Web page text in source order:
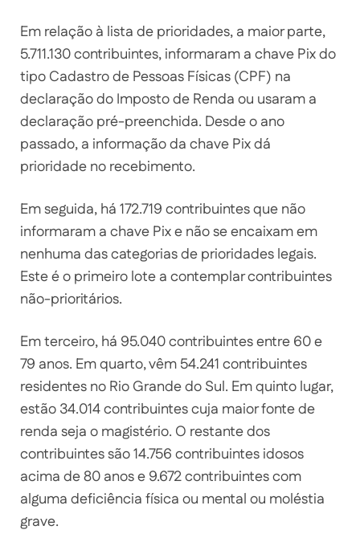
Em relação à lista de prioridades, a maior parte,
5.711.130 contribuintes, informaram a chave Pix do
tipo Cadastro de Pessoas Físicas (CPF) na
declaração do Imposto de Renda ou usaram a
declaração pré-preenchida. Desde o ano
passado, a informação da chave Pix dá
prioridade no recebimento.
Em seguida, há 172.719 contribuintes que não
informaram a chave Pix e não se encaixam em
nenhuma das categorias de prioridades legais.
Este é o primeiro lote a contemplar contribuintes
não-prioritários.
Em terceiro, há 95.040 contribuintes entre 60 e
79 anos. Em quarto, vêm 54.241 contribuintes
residentes no Rio Grande do Sul. Em quinto lugar,
estão 34.014 contribuintes cuja maior fonte de
renda seja o magistério. O restante dos
contribuintes são 14.756 contribuintes idosos
acima de 80 anos e 9.672 contribuintes com
alguma deficiência física ou mental ou moléstia
grave.